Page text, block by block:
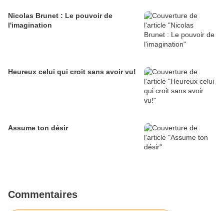
Nicolas Brunet : Le pouvoir de
l'imagination
Heureux celui qui croit sans avoir vu!
Assume ton désir
Commentaires